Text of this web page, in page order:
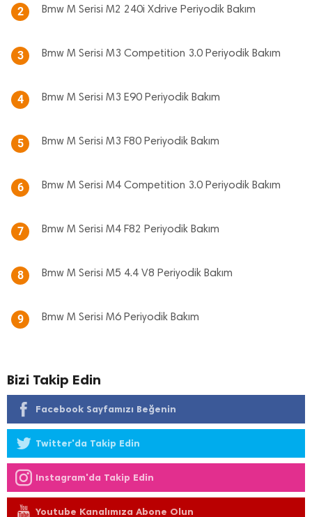
2 Bmw M Serisi M2 240i Xdrive Periyodik Bakım
3 Bmw M Serisi M3 Competition 3.0 Periyodik Bakım
4 Bmw M Serisi M3 E90 Periyodik Bakım
5 Bmw M Serisi M3 F80 Periyodik Bakım
6 Bmw M Serisi M4 Competition 3.0 Periyodik Bakım
7 Bmw M Serisi M4 F82 Periyodik Bakım
8 Bmw M Serisi M5 4.4 V8 Periyodik Bakım
9 Bmw M Serisi M6 Periyodik Bakım
Bizi Takip Edin
Facebook Sayfamızı Beğenin
Twitter'da Takip Edin
Instagram'da Takip Edin
Youtube Kanalımıza Abone Olun